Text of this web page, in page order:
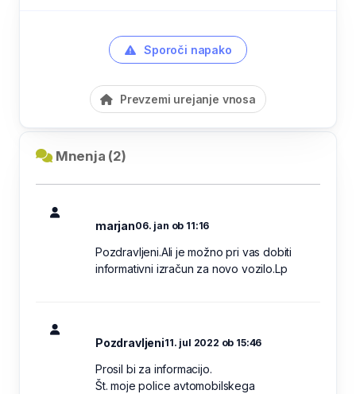
Sporoči napako
Prevzemi urejanje vnosa
Mnenja (2)
marjan06. jan ob 11:16
Pozdravljeni.Ali je možno pri vas dobiti
informativni izračun za novo vozilo.Lp
Pozdravljeni11. jul 2022 ob 15:46
Prosil bi za informacijo.
Št. moje police avtomobilskega